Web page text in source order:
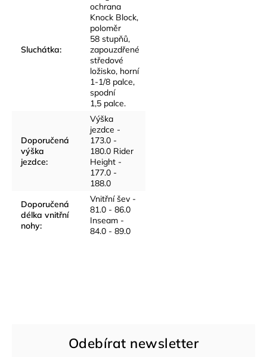
Sluchátka:
ochrana
Knock Block,
poloměr
58 stupňů,
zapouzdřené
středové
ložisko, horní
1-1/8 palce,
spodní
1,5 palce.
Doporučená
výška
jezdce:
Výška
jezdce -
173.0 -
180.0 Rider
Height -
177.0 -
188.0
Doporučená
délka vnitřní
nohy:
Vnitřní šev -
81.0 - 86.0
Inseam -
84.0 - 89.0
Odebírat newsletter